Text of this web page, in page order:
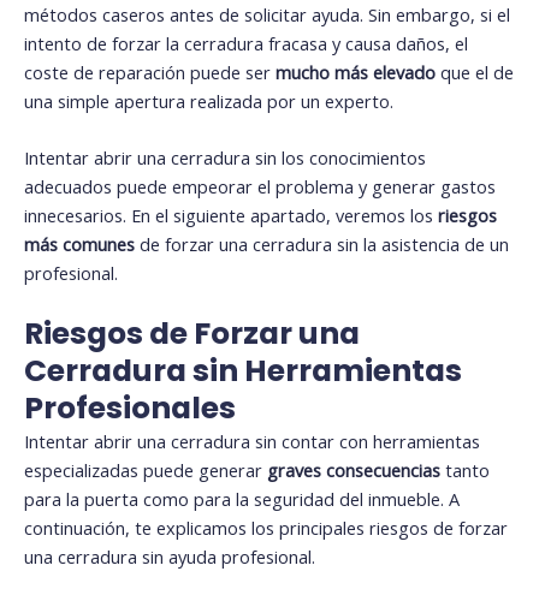
métodos caseros antes de solicitar ayuda. Sin embargo, si el
intento de forzar la cerradura fracasa y causa daños, el
coste de reparación puede ser mucho más elevado que el de
una simple apertura realizada por un experto.
Intentar abrir una cerradura sin los conocimientos
adecuados puede empeorar el problema y generar gastos
innecesarios. En el siguiente apartado, veremos los riesgos
más comunes de forzar una cerradura sin la asistencia de un
profesional.
Riesgos de Forzar una
Cerradura sin Herramientas
Profesionales
Intentar abrir una cerradura sin contar con herramientas
especializadas puede generar graves consecuencias tanto
para la puerta como para la seguridad del inmueble. A
continuación, te explicamos los principales riesgos de forzar
una cerradura sin ayuda profesional.